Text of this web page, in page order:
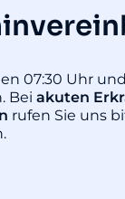
07:30 Uhr
Bei akuten
rufen Sie uns